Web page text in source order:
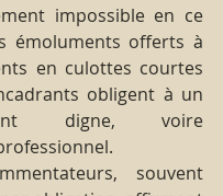
impossible en ce
émoluments offerts à
en culottes courtes
obligent à un
digne, voire
souvent